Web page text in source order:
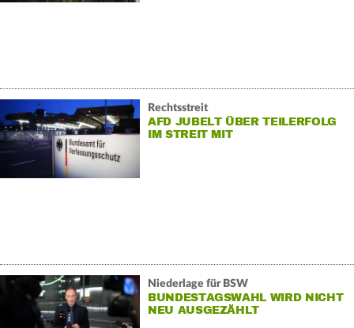
Rechtsstreit
AFD JUBELT ÜBER TEILERFOLG
IM STREIT MIT
Niederlage für BSW
BUNDESTAGSWAHL WIRD NICHT
NEU AUSGEZÄHLT